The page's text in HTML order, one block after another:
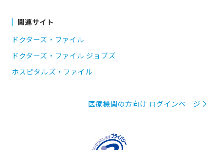
関連サイト
ドクターズ・ファイル
ドクターズ・ファイル ジョブズ
ホスピタルズ・ファイル
医療機関の方向け ログインページ